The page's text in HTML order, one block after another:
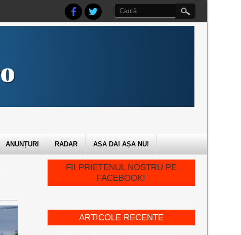
ANUNȚURI RADAR AȘA DA! AȘA NU!
FII PRIETENUL NOSTRU PE
FACEBOOK!
ARTICOLE RECENTE